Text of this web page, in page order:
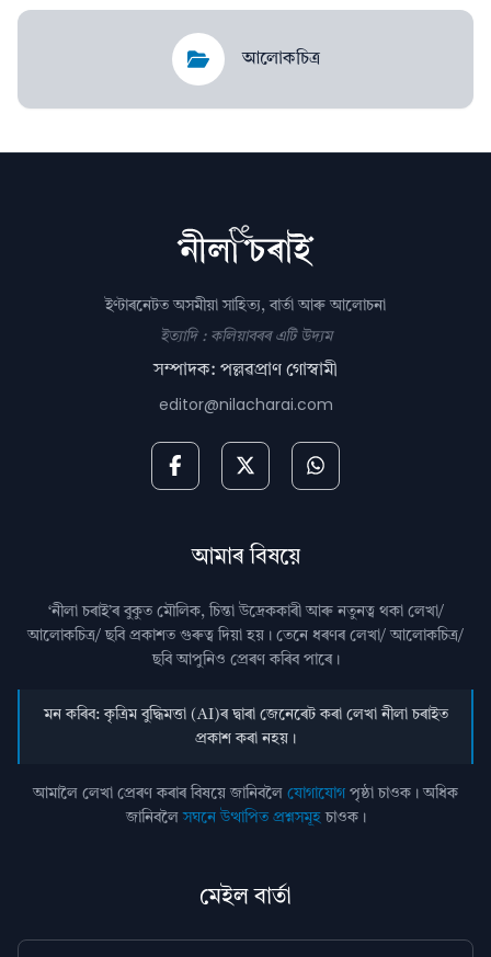
আলোকচিত্ৰ
ইণ্টাৰনেটত অসমীয়া সাহিত্য, বাৰ্তা আৰু আলোচনা
ইত্যাদি : কলিয়াবৰৰ এটি উদ্যম
সম্পাদক: পল্লৱপ্ৰাণ গোস্বামী
editor@nilacharai.com
আমাৰ বিষয়ে
‘নীলা চৰাই’ৰ বুকুত মৌলিক, চিন্তা উদ্রেককাৰী আৰু নতুনত্ব থকা লেখা/
আলোকচিত্ৰ/ ছবি প্রকাশত গুৰুত্ব দিয়া হয়। তেনে ধৰণৰ লেখা/ আলোকচিত্ৰ/
ছবি আপুনিও প্রেৰণ কৰিব পাৰে।
মন কৰিব: কৃত্ৰিম বুদ্ধিমত্তা (AI)ৰ দ্বাৰা জেনেৰেট কৰা লেখা নীলা চৰাইত
প্ৰকাশ কৰা নহয়।
আমালৈ লেখা প্ৰেৰণ কৰাৰ বিষয়ে জানিবলৈ যোগাযোগ পৃষ্ঠা চাওক। অধিক
জানিবলৈসঘনে উত্থাপিত প্ৰশ্নসমূহচাওক।
মেইল বাৰ্তা